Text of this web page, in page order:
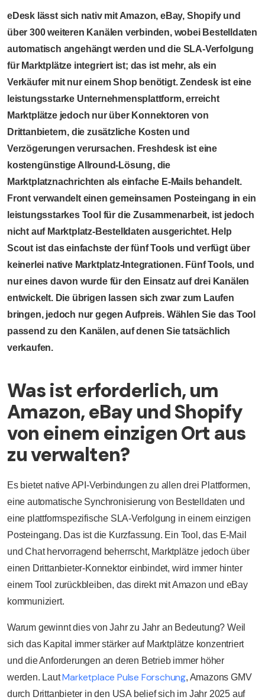
eDesk lässt sich nativ mit Amazon, eBay, Shopify und
über 300 weiteren Kanälen verbinden, wobei Bestelldaten
automatisch angehängt werden und die SLA-Verfolgung
für Marktplätze integriert ist; das ist mehr, als ein
Verkäufer mit nur einem Shop benötigt. Zendesk ist eine
leistungsstarke Unternehmensplattform, erreicht
Marktplätze jedoch nur über Konnektoren von
Drittanbietern, die zusätzliche Kosten und
Verzögerungen verursachen. Freshdesk ist eine
kostengünstige Allround-Lösung, die
Marktplatznachrichten als einfache E-Mails behandelt.
Front verwandelt einen gemeinsamen Posteingang in ein
leistungsstarkes Tool für die Zusammenarbeit, ist jedoch
nicht auf Marktplatz-Bestelldaten ausgerichtet. Help
Scout ist das einfachste der fünf Tools und verfügt über
keinerlei native Marktplatz-Integrationen. Fünf Tools, und
nur eines davon wurde für den Einsatz auf drei Kanälen
entwickelt. Die übrigen lassen sich zwar zum Laufen
bringen, jedoch nur gegen Aufpreis. Wählen Sie das Tool
passend zu den Kanälen, auf denen Sie tatsächlich
verkaufen.
Was ist erforderlich, um
Amazon, eBay und Shopify
von einem einzigen Ort aus
zu verwalten?
Es bietet native API-Verbindungen zu allen drei Plattformen,
eine automatische Synchronisierung von Bestelldaten und
eine plattformspezifische SLA-Verfolgung in einem einzigen
Posteingang. Das ist die Kurzfassung. Ein Tool, das E-Mail
und Chat hervorragend beherrscht, Marktplätze jedoch über
einen Drittanbieter-Konnektor einbindet, wird immer hinter
einem Tool zurückbleiben, das direkt mit Amazon und eBay
kommuniziert.
Warum gewinnt dies von Jahr zu Jahr an Bedeutung? Weil
sich das Kapital immer stärker auf Marktplätze konzentriert
und die Anforderungen an deren Betrieb immer höher
werden. LautMarketplace Pulse Forschung, Amazons GMV
durch Drittanbieter in den USA belief sich im Jahr 2025 auf